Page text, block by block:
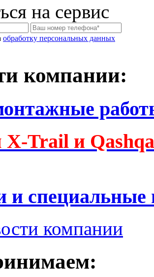
на сервис
обработку персональных данных
компании:
Trail и
и специальные
компании